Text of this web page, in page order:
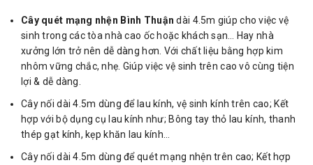
Cây quét mạng nhện Bình Thuận dài 4.5m giúp cho việc vệ
sinh trong các tòa nhà cao ốc hoặc khách sạn… Hay nhà
xưởng lớn trở nên dễ dàng hơn. Với chất liệu bằng hợp kim
nhôm vững chắc, nhẹ. Giúp việc vệ sinh trên cao vô cùng tiện
lợi & dễ dàng.
Cây nối dài 4.5m dùng để lau kính, vệ sinh kính trên cao; Kết
hợp với bộ dụng cụ lau kính như; Bông tay thỏ lau kính, thanh
thép gạt kính, kẹp khăn lau kính…
Cây nối dài 4.5m dùng để quét mạng nhện trên cao; Kết hợp